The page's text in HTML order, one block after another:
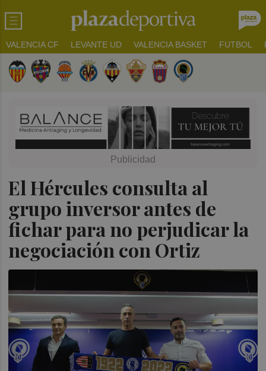
VALENCIA CF LEVANTE UD VALENCIA BASKET FUTBOL
El Hércules consulta al
grupo inversor antes de
fichar para no perjudicar la
negociación con Ortiz